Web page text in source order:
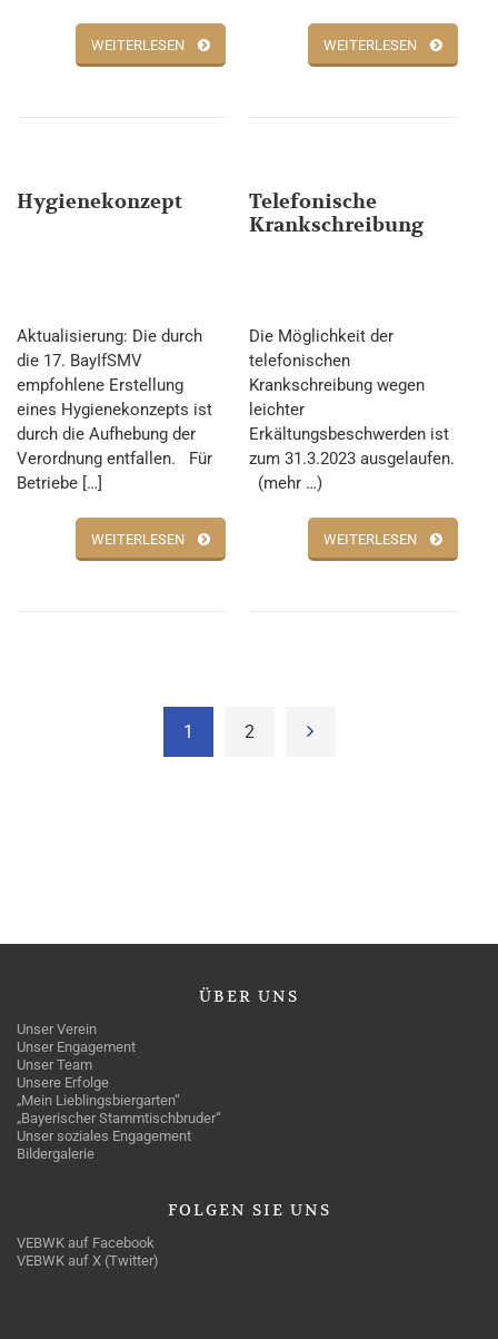
WEITERLESEN WEITERLESEN
Hygienekonzept
Aktualisierung: Die durch
die 17. BayIfSMV
empfohlene Erstellung
eines Hygienekonzepts ist
durch die Aufhebung der
Verordnung entfallen. Für
Betriebe […]
WEITERLESEN
Telefonische
Krankschreibung
Die Möglichkeit der
telefonischen
Krankschreibung wegen
leichter
Erkältungsbeschwerden ist
zum 31.3.2023 ausgelaufen.
(mehr …)
WEITERLESEN
1 2
ÜBER UNS
Unser Verein
Unser Engagement
Unser Team
Unsere Erfolge
„Mein Lieblingsbiergarten“
„Bayerischer Stammtischbruder“
Unser soziales Engagement
Bildergalerie
FOLGEN SIE UNS
VEBWK auf Facebook
VEBWK auf X (Twitter)